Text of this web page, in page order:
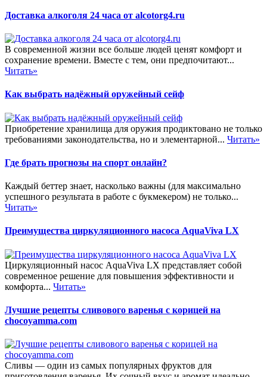
Доставка алкоголя 24 часа от alcotorg4.ru
В современной жизни все больше людей ценят комфорт и
сохранение времени. Вместе с тем, они предпочитают...
Читать»
Как выбрать надёжный оружейный сейф
Приобретение хранилища для оружия продиктовано не только
требованиями законодательства, но и элементарной... Читать»
Где брать прогнозы на спорт онлайн?
Каждый беттер знает, насколько важны (для максимально
успешного результата в работе с букмекером) не только...
Читать»
Преимущества циркуляционного насоса AquaViva LX
Циркуляционный насос AquaViva LX представляет собой
современное решение для повышения эффективности и
комфорта... Читать»
Лучшие рецепты сливового варенья с корицей на
chocoyamma.com
Сливы — один из самых популярных фруктов для